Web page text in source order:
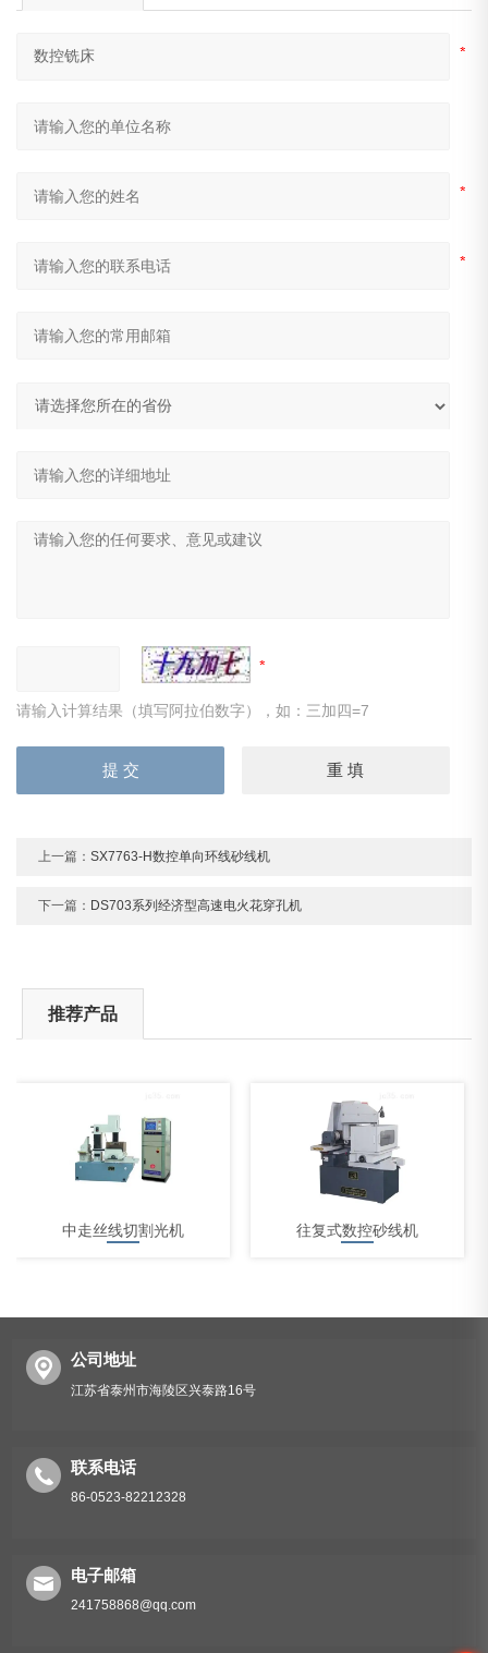
请输入计算结果（填写阿拉伯数字），如：三加四=7
上一篇：SX7763-H数控单向环线砂线机
下一篇： DS703系列经济型高速电火花穿孔机
推荐产品
中走丝线切割光机 往复式数控砂线机
公司地址
江苏省泰州市海陵区兴泰路16号
联系电话
86-0523-82212328
电子邮箱
241758868@qq.com